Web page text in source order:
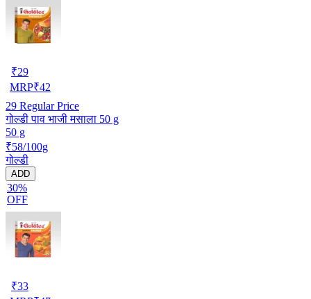
₹29
MRP₹42
29 Regular Price
गोल्डी पाव भाजी मसाला 50 g
50 g
₹58/100g
गोल्डी
ADD
30%
OFF
₹33